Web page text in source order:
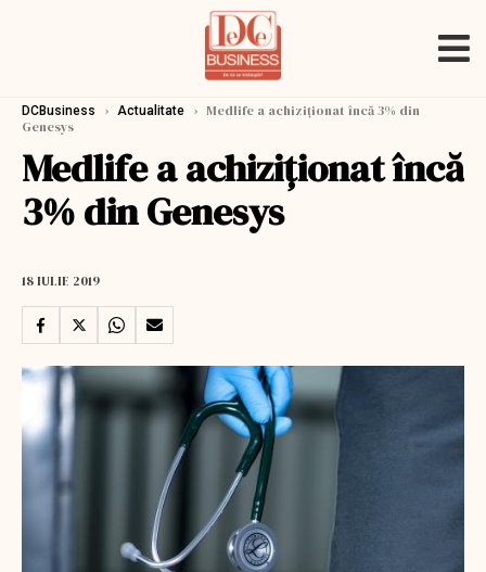
DCBusiness › Actualitate › Medlife a achiziționat încă 3% din
Genesys
Medlife a achiziționat încă
3% din Genesys
18 IULIE 2019